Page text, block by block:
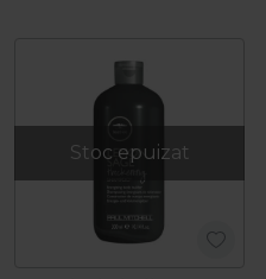
Stoc epuizat